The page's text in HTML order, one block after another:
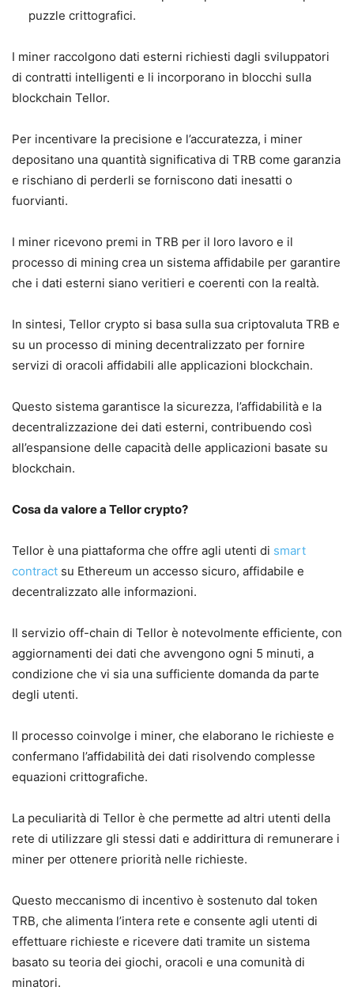
puzzle crittografici.
I miner raccolgono dati esterni richiesti dagli sviluppatori
di contratti intelligenti e li incorporano in blocchi sulla
blockchain Tellor.
Per incentivare la precisione e l’accuratezza, i miner
depositano una quantità significativa di TRB come garanzia
e rischiano di perderli se forniscono dati inesatti o
fuorvianti.
I miner ricevono premi in TRB per il loro lavoro e il
processo di mining crea un sistema affidabile per garantire
che i dati esterni siano veritieri e coerenti con la realtà.
In sintesi, Tellor crypto si basa sulla sua criptovaluta TRB e
su un processo di mining decentralizzato per fornire
servizi di oracoli affidabili alle applicazioni blockchain.
Questo sistema garantisce la sicurezza, l’affidabilità e la
decentralizzazione dei dati esterni, contribuendo così
all’espansione delle capacità delle applicazioni basate su
blockchain.
Cosa da valore a Tellor crypto?
Tellor è una piattaforma che offre agli utenti di smart
contract su Ethereum un accesso sicuro, affidabile e
decentralizzato alle informazioni.
Il servizio off-chain di Tellor è notevolmente efficiente, con
aggiornamenti dei dati che avvengono ogni 5 minuti, a
condizione che vi sia una sufficiente domanda da parte
degli utenti.
Il processo coinvolge i miner, che elaborano le richieste e
confermano l’affidabilità dei dati risolvendo complesse
equazioni crittografiche.
La peculiarità di Tellor è che permette ad altri utenti della
rete di utilizzare gli stessi dati e addirittura di remunerare i
miner per ottenere priorità nelle richieste.
Questo meccanismo di incentivo è sostenuto dal token
TRB, che alimenta l’intera rete e consente agli utenti di
effettuare richieste e ricevere dati tramite un sistema
basato su teoria dei giochi, oracoli e una comunità di
minatori.